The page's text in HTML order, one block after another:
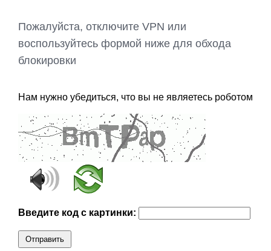
Пожалуйста, отключите VPN или
воспользуйтесь формой ниже для обхода
блокировки
Нам нужно убедиться, что вы не являетесь роботом
Введите код с картинки:
Отправить